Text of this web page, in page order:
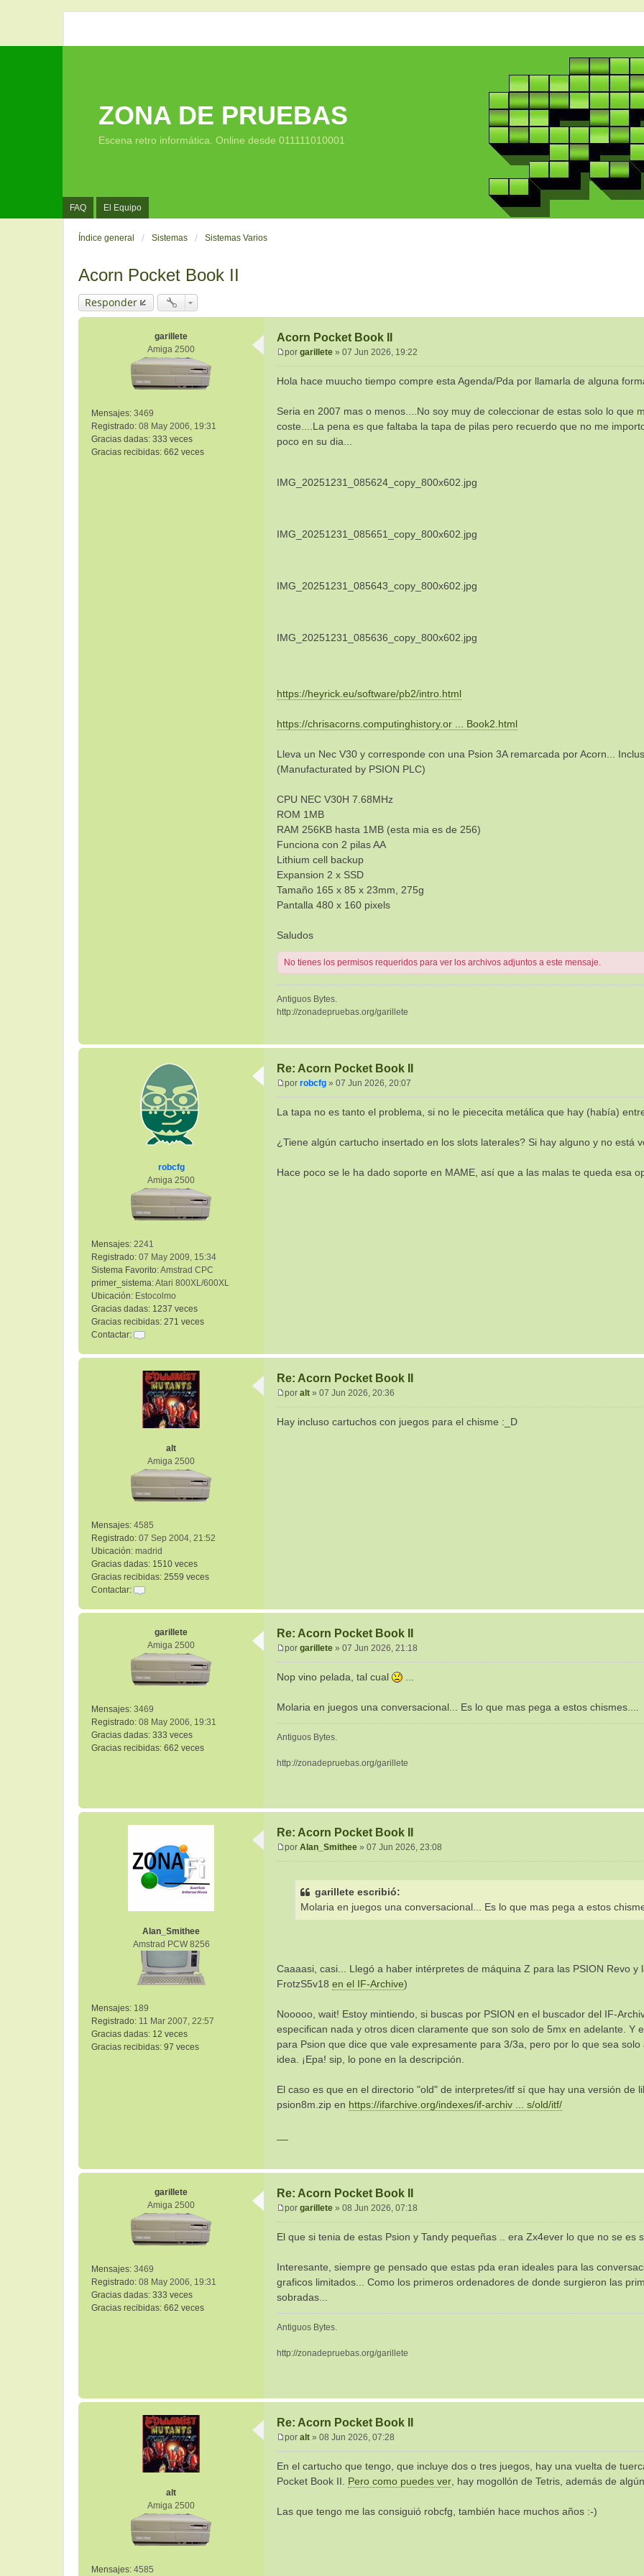
FAQ El Equipo
ZONA DE PRUEBAS
Escena retro informática. Online desde 011111010001
Índice general Sistemas Sistemas Varios
Acorn Pocket Book II
Responder
garillete
Amiga 2500
Mensajes: 3469
Registrado: 08 May 2006, 19:31
Gracias dadas: 333 veces
Gracias recibidas: 662 veces
Acorn Pocket Book II
n
a
j
e
por garillete » 07 Jun 2026, 19:22
Hola hace muucho tiempo compre esta Agenda/Pda por llamarla de alguna
Seria en 2007 mas o menos....No soy muy de coleccionar de estas solo lo que
coste....La pena es que faltaba la tapa de pilas pero recuerdo que no me
poco en su dia...
IMG_20251231_085624_copy_800x602.jpg
IMG_20251231_085651_copy_800x602.jpg
IMG_20251231_085643_copy_800x602.jpg
IMG_20251231_085636_copy_800x602.jpg
https://heyrick.eu/software/pb2/intro.html
https://chrisacorns.computinghistory.or ... Book2.html
Lleva un Nec V30 y corresponde con una Psion 3A remarcada por Acorn...
(Manufacturated by PSION PLC)
CPU NEC V30H 7.68MHz
ROM 1MB
RAM 256KB hasta 1MB (esta mia es de 256)
Funciona con 2 pilas AA
Lithium cell backup
Expansion 2 x SSD
Tamaño 165 x 85 x 23mm, 275g
Pantalla 480 x 160 pixels
Saludos
No tienes los permisos requeridos para ver los archivos adjuntos a este mensaje.
Antiguos Bytes.
http://zonadepruebas.org/garillete
robcfg
Amiga 2500
Mensajes: 2241
Registrado: 07 May 2009, 15:34
Sistema Favorito:Amstrad CPC
primer_sistema:Atari 800XL/600XL
Ubicación: Estocolmo
Gracias dadas: 1237 veces
Gracias recibidas: 271 veces
Contactar:
o
n
t
a
c
r
o
b
c
g
Re: Acorn Pocket Book II
n
a
e
por robcfg » 07 Jun 2026, 20:07
La tapa no es tanto el problema, si no le piececita metálica que hay (había)
¿Tiene algún cartucho insertado en los slots laterales? Si hay alguno y no está
Hace poco se le ha dado soporte en MAME, así que a las malas te queda esa
alt
Amiga 2500
Mensajes: 4585
Registrado: 07 Sep 2004, 21:52
Ubicación: madrid
Gracias dadas: 1510 veces
Gracias recibidas: 2559 veces
Contactar:
o
a
t
r
a
l
t
Re: Acorn Pocket Book II
n
por alt » 07 Jun 2026, 20:36
Hay incluso cartuchos con juegos para el chisme :_D
garillete
Amiga 2500
Mensajes: 3469
Registrado: 08 May 2006, 19:31
Gracias dadas: 333 veces
Gracias recibidas: 662 veces
Re: Acorn Pocket Book II
n
a
j
e
por garillete » 07 Jun 2026, 21:18
Nop vino pelada, tal cual
Molaria en juegos una conversacional... Es lo que mas pega a estos chismes....
Antiguos Bytes.
http://zonadepruebas.org/garillete
Alan_Smithee
Amstrad PCW 8256
Mensajes: 189
Registrado: 11 Mar 2007, 22:57
Gracias dadas: 12 veces
Gracias recibidas: 97 veces
Re: Acorn Pocket Book II
por Alan_Smithee » 07 Jun 2026, 23:08
garillete escribió:
Molaria en juegos una conversacional... Es lo que mas pega a estos
Caaaasi, casi... Llegó a haber intérpretes de máquina Z para las PSION Revo
FrotzS5v18 en el IF-Archive)
Nooooo, wait! Estoy mintiendo, si buscas por PSION en el buscador del IF-
especifican nada y otros dicen claramente que son solo de 5mx en adelante. Y
para Psion que dice que vale expresamente para 3/3a, pero por lo que sea
idea. ¡Epa! sip, lo pone en la descripción.
El caso es que en el directorio "old" de interpretes/itf sí que hay una versión de
psion8m.zip en https://ifarchive.org/indexes/if-archiv ... s/old/itf/
garillete
Amiga 2500
Mensajes: 3469
Registrado: 08 May 2006, 19:31
Gracias dadas: 333 veces
Gracias recibidas: 662 veces
Re: Acorn Pocket Book II
n
a
j
e
por garillete » 08 Jun 2026, 07:18
El que si tenia de estas Psion y Tandy pequeñas .. era Zx4ever lo que no se es
Interesante, siempre ge pensado que estas pda eran ideales para las
graficos limitados... Como los primeros ordenadores de donde surgieron las
sobradas...
Antiguos Bytes.
http://zonadepruebas.org/garillete
alt
Amiga 2500
Mensajes: 4585
Re: Acorn Pocket Book II
n
s
j
por alt » 08 Jun 2026, 07:28
En el cartucho que tengo, que incluye dos o tres juegos, hay una vuelta de
Pocket Book II. Pero como puedes ver , hay mogollón de Tetris, además de
Las que tengo me las consiguió robcfg, también hace muchos años :-)